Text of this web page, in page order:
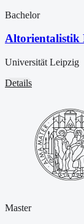
Bachelor
Altorientalistik
Universität Leipzig
Details
Master